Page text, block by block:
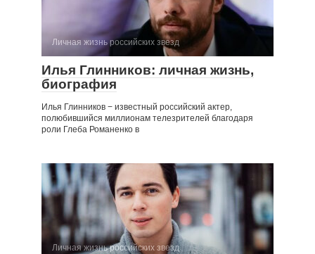
Личная жизнь российских звезд
Илья Глинников: личная жизнь,
биография
Илья Глинников − известный российский актер,
полюбившийся миллионам телезрителей благодаря
роли Глеба Романенко в
Личная жизнь российских звезд